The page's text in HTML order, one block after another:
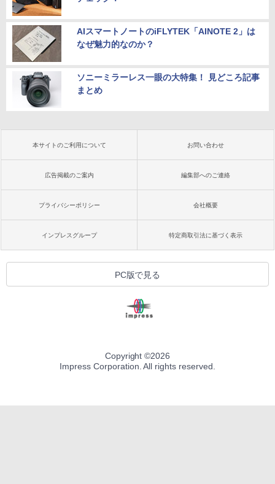
AIスマートノートのiFLYTEK「AINOTE 2」は
なぜ魅力的なのか？
ソニーミラーレス一眼の大特集！ 見どころ記事
まとめ
本サイトのご利用について お問い合わせ
広告掲載のご案内 編集部へのご連絡
プライバシーポリシー 会社概要
インプレスグループ 特定商取引法に基づく表示
PC版で見る
Copyright ©2026
Impress Corporation. All rights reserved.